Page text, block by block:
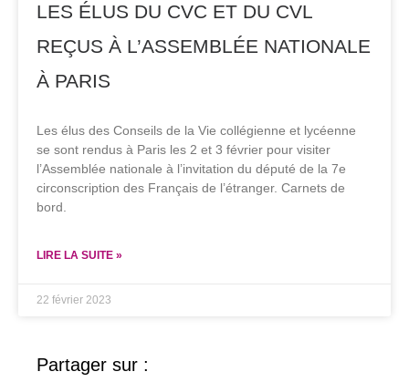
LES ÉLUS DU CVC ET DU CVL
REÇUS À L’ASSEMBLÉE NATIONALE
À PARIS
Les élus des Conseils de la Vie collégienne et lycéenne
se sont rendus à Paris les 2 et 3 février pour visiter
l’Assemblée nationale à l’invitation du député de la 7e
circonscription des Français de l’étranger. Carnets de
bord.
LIRE LA SUITE »
22 février 2023
Partager sur :